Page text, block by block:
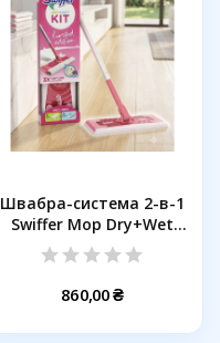
Швабра-система 2-в-1
Swiffer Mop Dry+Wet
Kit...
860,00 ₴